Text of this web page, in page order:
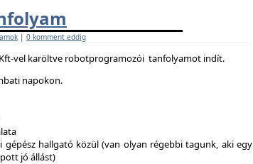
| 0 komment eddig
Kft-vel karöltve robotprogramozói tanfolyamot indít.
napokon.
hallgató közül (van olyan régebbi tagunk, aki egy
jó állást)